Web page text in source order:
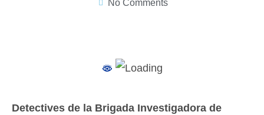
No Comments
Detectives de la Brigada Investigadora de